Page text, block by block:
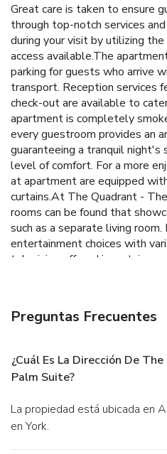
Great care is taken to ensure
through top-notch services
during your visit by utilizing
access available.The
parking for guests who arrive
transport. Reception services
check-out are available to
apartment is completely
every guestroom provides an
guaranteeing a tranquil night's
level of comfort. For a more
at apartment are equipped
curtains.At The Quadrant -
rooms can be found that
such as a separate living room.
entertainment choices with
television offered in certain
hair dryer, toiletries and
Preguntas Frecuentes
¿Cuál Es La Dirección De
Palm Suite?
La propiedad está ubicada en Apartment 3, The Quadrant
en York.